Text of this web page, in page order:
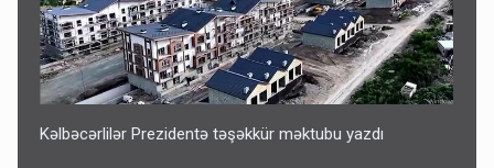
ŞOK! David Seliverstov ölkədən qaçdı
6 Avqust 14:14
Kəlbəcərlilər Prezidentə təşəkkür məktubu yazdı